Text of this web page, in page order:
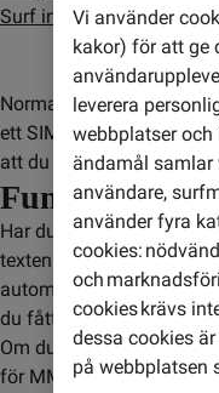
Normalt fungerar MMS
ett SIM-kort (eller
att du har surf på ditt
Fungerar det
Har du en Android-mobil
texten JA) till 123 så
automatiskt till dig, du
du fått inställningarna.
Om du har en äldre
för MMS och surf
Surf inom EU/EES
Vi använder
kakor) för att ge
leverera
webbplatser och
ändamål
användare,
använder fyra
cookies:
och
cookies krävs
dessa cookies
på webbplatsen